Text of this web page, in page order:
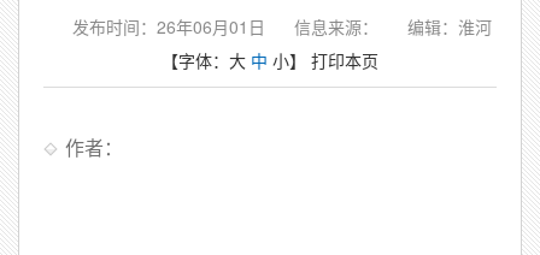
发布时间：26年06月01日 信息来源：
编辑：淮河
【字体： 大 中 小】 打印本页
作者：